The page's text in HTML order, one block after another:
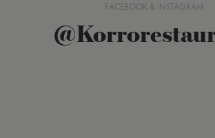
FACEBOOK & INSTAGRAM